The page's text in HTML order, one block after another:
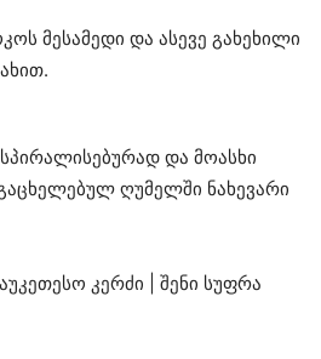
მესამედი და ასევე გახეხილი
და მოასხი
ღუმელში ნახევარი